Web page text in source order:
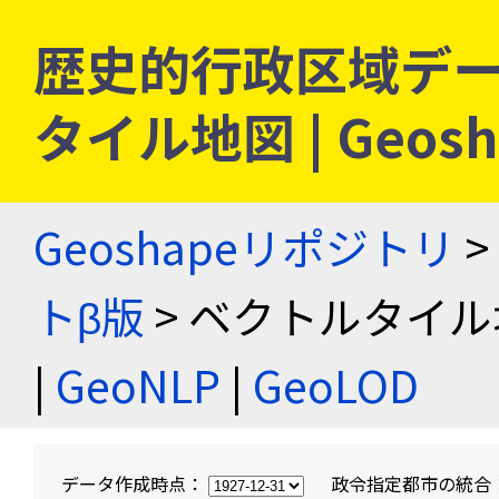
歴史的行政区域デ
タイル地図 |
Geoshapeリポジトリ >
トβ版 > ベクトルタイ
| GeoNLP | GeoLOD
データ作成時点： 政令指定都市の統